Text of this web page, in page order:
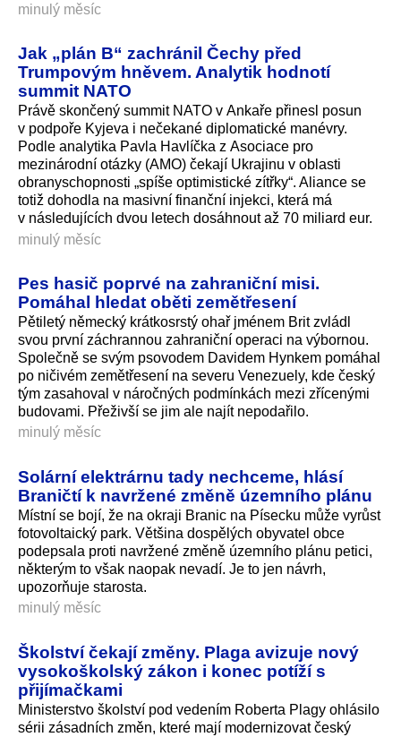
minulý měsíc
Jak „plán B“ zachránil Čechy před
Trumpovým hněvem. Analytik hodnotí
summit NATO
Právě skončený summit NATO v Ankaře přinesl posun
v podpoře Kyjeva i nečekané diplomatické manévry.
Podle analytika Pavla Havlíčka z Asociace pro
mezinárodní otázky (AMO) čekají Ukrajinu v oblasti
obranyschopnosti „spíše optimistické zítřky“. Aliance se
totiž dohodla na masivní finanční injekci, která má
v následujících dvou letech dosáhnout až 70 miliard eur.
minulý měsíc
Pes hasič poprvé na zahraniční misi.
Pomáhal hledat oběti zemětřesení
Pětiletý německý krátkosrstý ohař jménem Brit zvládl
svou první záchrannou zahraniční operaci na výbornou.
Společně se svým psovodem Davidem Hynkem pomáhal
po ničivém zemětřesení na severu Venezuely, kde český
tým zasahoval v náročných podmínkách mezi zřícenými
budovami. Přeživší se jim ale najít nepodařilo.
minulý měsíc
Solární elektrárnu tady nechceme, hlásí
Braničtí k navržené změně územního plánu
Místní se bojí, že na okraji Branic na Písecku může vyrůst
fotovoltaický park. Většina dospělých obyvatel obce
podepsala proti navržené změně územního plánu petici,
některým to však naopak nevadí. Je to jen návrh,
upozorňuje starosta.
minulý měsíc
Školství čekají změny. Plaga avizuje nový
vysokoškolský zákon i konec potíží s
přijímačkami
Ministerstvo školství pod vedením Roberta Plagy ohlásilo
sérii zásadních změn, které mají modernizovat český